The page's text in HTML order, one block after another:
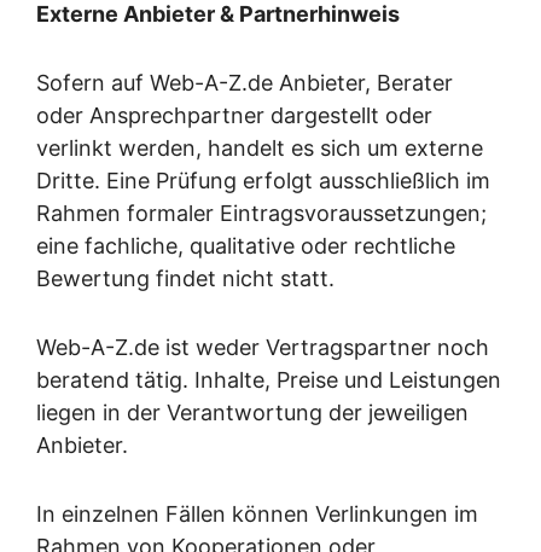
Externe Anbieter & Partnerhinweis
Sofern auf Web-A-Z.de Anbieter, Berater
oder Ansprechpartner dargestellt oder
verlinkt werden, handelt es sich um externe
Dritte. Eine Prüfung erfolgt ausschließlich im
Rahmen formaler Eintragsvoraussetzungen;
eine fachliche, qualitative oder rechtliche
Bewertung findet nicht statt.
Web-A-Z.de ist weder Vertragspartner noch
beratend tätig. Inhalte, Preise und Leistungen
liegen in der Verantwortung der jeweiligen
Anbieter.
In einzelnen Fällen können Verlinkungen im
Rahmen von Kooperationen oder